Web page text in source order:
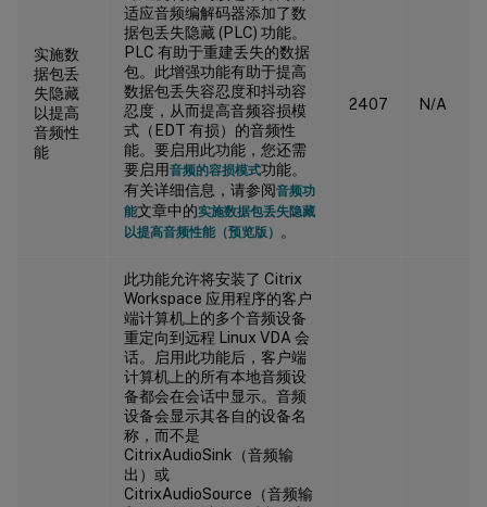
实施数
据包丢
失隐藏
以提高
音频性
能
适应音频编解码器添加了数
据包丢失隐藏 (PLC) 功能。
PLC 有助于重建丢失的数据
包。此增强功能有助于提高
数据包丢失容忍度和抖动容
忍度，从而提高音频容损模
式（EDT 有损）的音频性
能。要启用此功能，您还需
要启用音频的容损模式功能。
有关详细信息，请参阅音频功
能文章中的实施数据包丢失隐藏
以提高音频性能（预览版）
。
2407 N/A
此功能允许将安装了 Citrix
Workspace 应用程序的客户
端计算机上的多个音频设备
重定向到远程 Linux VDA 会
话。启用此功能后，客户端
计算机上的所有本地音频设
备都会在会话中显示。音频
设备会显示其各自的设备名
称，而不是
CitrixAudioSink（音频输
出）或
CitrixAudioSource（音频输